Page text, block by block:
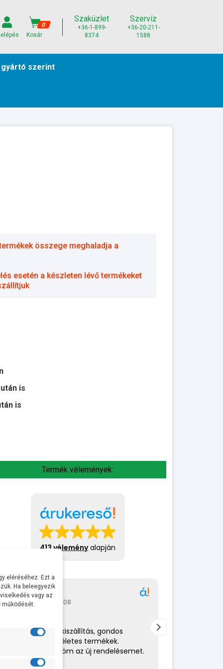
0
Kosár
Szaküzlet
+36-1-899-
8374
Szervíz
+36-20-211-
1588
szerint
összege meghaladja a
esetén a készleten lévő termékeket
is
is
Termék vélemények:
413 véleményalapján
Gábor
2026-07-08
Rendkívül gyors kiszállítás, gondos
csomagolás,tökéletes termékek.
Hamarosan küldöm az új rendelésemet.
eléréséhez. Ezt a
Ha beleegyezik
vagy az
működését